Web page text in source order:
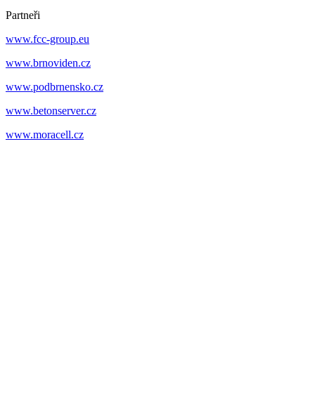
Partneři
www.fcc-group.eu
www.brnoviden.cz
www.podbrnensko.cz
www.betonserver.cz
www.moracell.cz